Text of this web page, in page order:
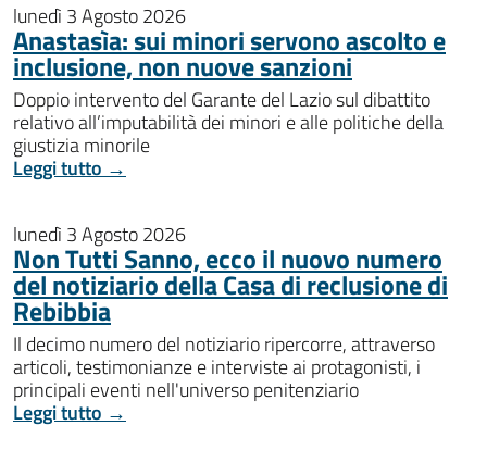
lunedì 3 Agosto 2026
Anastasìa: sui minori servono ascolto e
inclusione, non nuove sanzioni
Doppio intervento del Garante del Lazio sul dibattito
relativo all’imputabilità dei minori e alle politiche della
giustizia minorile
Leggi tutto →
lunedì 3 Agosto 2026
Non Tutti Sanno, ecco il nuovo numero
del notiziario della Casa di reclusione di
Rebibbia
Il decimo numero del notiziario ripercorre, attraverso
articoli, testimonianze e interviste ai protagonisti, i
principali eventi nell'universo penitenziario
Leggi tutto →